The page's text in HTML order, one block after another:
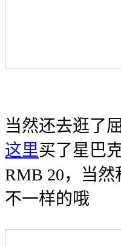
当然还去逛了
这里买了星巴
RMB 20，当
不一样的哦